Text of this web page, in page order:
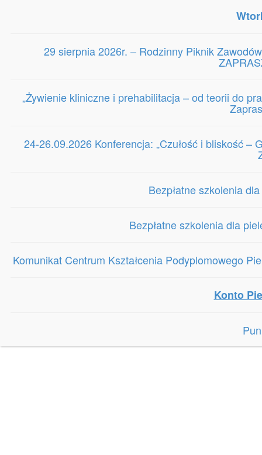
29 sierpnia 2026r. – Rodzinny Piknik
„Żywienie kliniczne i prehabilitacja – od teorii do
24-26.09.2026 Konferencja: „Czułość i bliskość –
Bezpłatne szkolenia
Bezpłatne szkolenia dla
Komunikat Centrum Kształcenia Podyplomowego
Konto